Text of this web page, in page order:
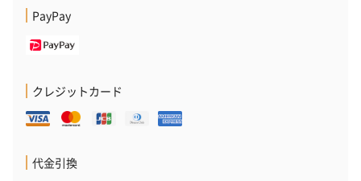
PayPay
クレジットカード
代金引換